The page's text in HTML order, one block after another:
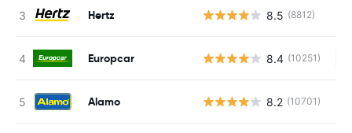
Hertz 8.5 (8812)
Europcar 8.4 (10251)
Alamo 8.2 (10701)